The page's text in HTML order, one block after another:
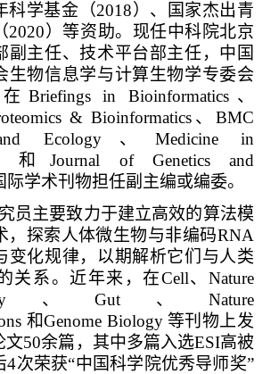
科学基金（2018）、国家杰出青
2020）等资助。现任中科院北京
副主任、技术平台部主任，中国
生物信息学与计算生物学专委会
Briefings in Bioinformatics 、
& Bioinformatics、 BMC
Ecology、 Medicine in
和Journal of Genetics and
际学术刊物担任副主编或编委。
员主要致力于建立高效的算法模
，探索人体微生物与非编码RNA
变化规律，以期解析它们与人类
关系。近年来，在Cell、 Nature
、 Gut 、 Nature
和Genome Biology 等刊物上发
文50余篇， 其中多篇入选ESI高被
4次荣获“中国科学院优秀导师奖”